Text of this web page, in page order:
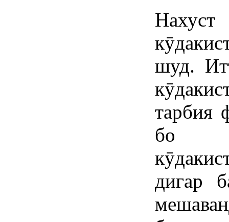
шуд.
тарбия
бо
дигар